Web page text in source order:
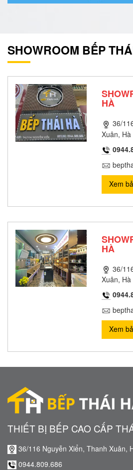
SHOWROOM BẾP
HÀ
36/
Xuân, Hà
Xem
HÀ
36/
Xuân, Hà
Xem
THIẾT BỊ BẾP CAO CẤP
36/116 Nguyễn Xiển, Thanh Xuân,
0944.809.686